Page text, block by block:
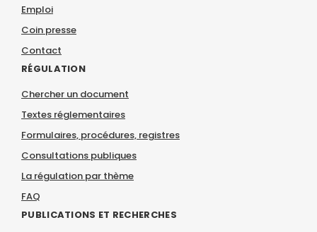
Emploi
Coin presse
Contact
RÉGULATION
Chercher un document
Textes réglementaires
Formulaires, procédures, registres
Consultations publiques
La régulation par thème
FAQ
PUBLICATIONS ET RECHERCHES